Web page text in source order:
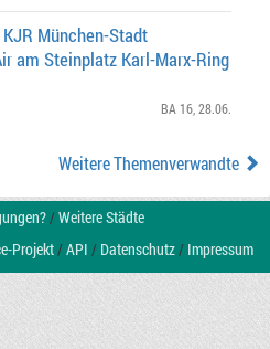
München-Stadt
am Steinplatz Karl-Marx-Ring
BA 16 , 28.06.
Weitere Themenverwandte
/Weitere Städte
Projekt/API / Datenschutz/ Impressum